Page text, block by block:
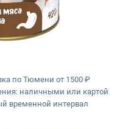
по Тюмени от 1500 ₽
наличными или картой
временной интервал